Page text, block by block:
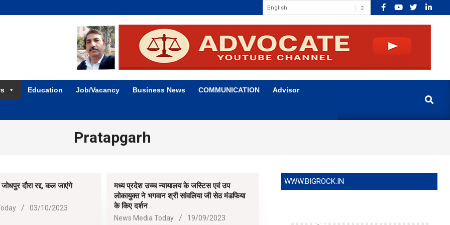
Education Job/Vacancy Business News COMMUNICATION Advisor
Search
Pratapgarh
दौरा रद्द, कल जाएंगे
03/10/2023
मध्य प्रदेश उच्च न्यायालय के जस्टिस एवं उप
लोकायुक्त ने भगवान श्री सांवलिया जी सेठ मंडफिया
के किए दर्शन
2023-
News Media Today 19/09/2023
WWW.BIGROCK.IN